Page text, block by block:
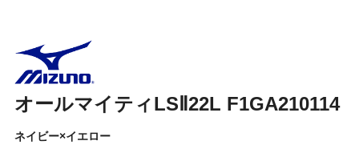
オールマイティLSⅡ22L F1GA210114
ネイビー×イエロー